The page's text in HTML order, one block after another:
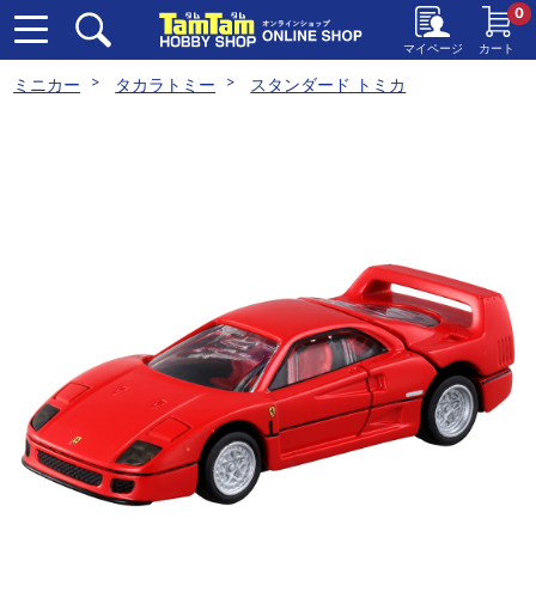
マイページ カート
0
ミニカー タカラトミー スタンダード トミカ